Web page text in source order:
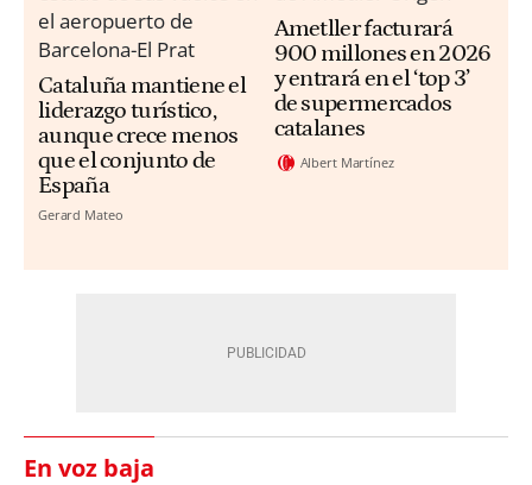
Cataluña mantiene el
liderazgo turístico,
aunque crece menos
que el conjunto de
España
Gerard Mateo
Ametller facturará
900 millones en 2026
y entrará en el ‘top 3’
de supermercados
catalanes
Albert Martínez
En voz baja